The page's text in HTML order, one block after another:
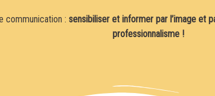
communication : sensibiliser et informer par l’image et
professionnalisme !